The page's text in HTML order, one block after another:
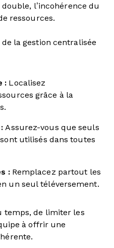
l’incohérence du
ressources.
la gestion centralisée
: Localisez
grâce à la
Assurez-vous que seuls
utilisés dans toutes
:Remplacez partout les
un seul téléversement.
temps, de limiter les
à offrir une